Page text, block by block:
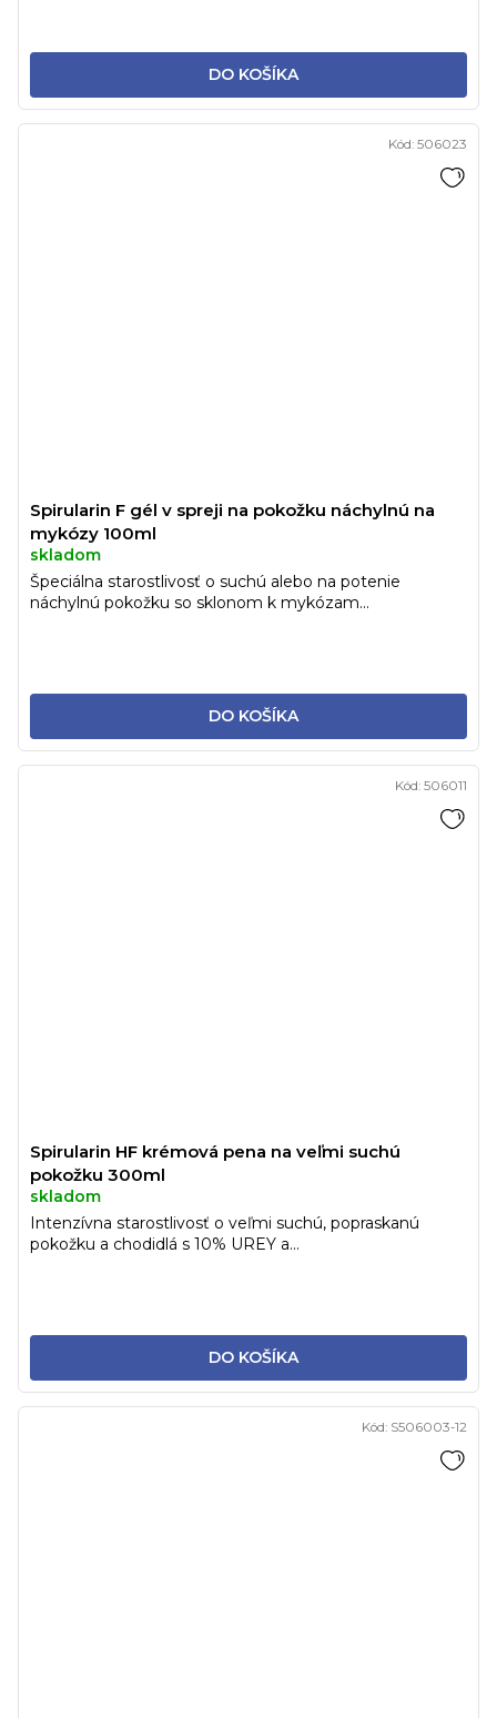
DO KOŠÍKA
Spirularin F gél v spreji na pokožku náchylnú na
mykózy 100ml
skladom
DO KOŠÍKA
Špeciálna starostlivosť o suchú alebo na potenie
náchylnú pokožku so sklonom k mykózam...
Kód: 506023
Spirularin HF krémová pena na veľmi suchú
pokožku 300ml
skladom
DO KOŠÍKA
Intenzívna starostlivosť o veľmi suchú, popraskanú
pokožku a chodidlá s 10% UREY a...
Kód: 506011
Kód: S506003-12